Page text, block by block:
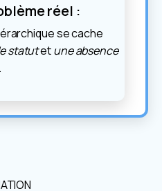
réel :
se cache
statutetune absence